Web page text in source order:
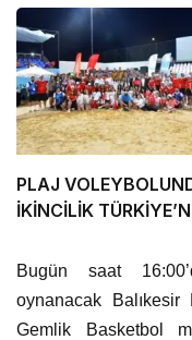
PLAJ
İKİNCİLİK
Bugün saat
oynanacak
Gemlik Basketbol